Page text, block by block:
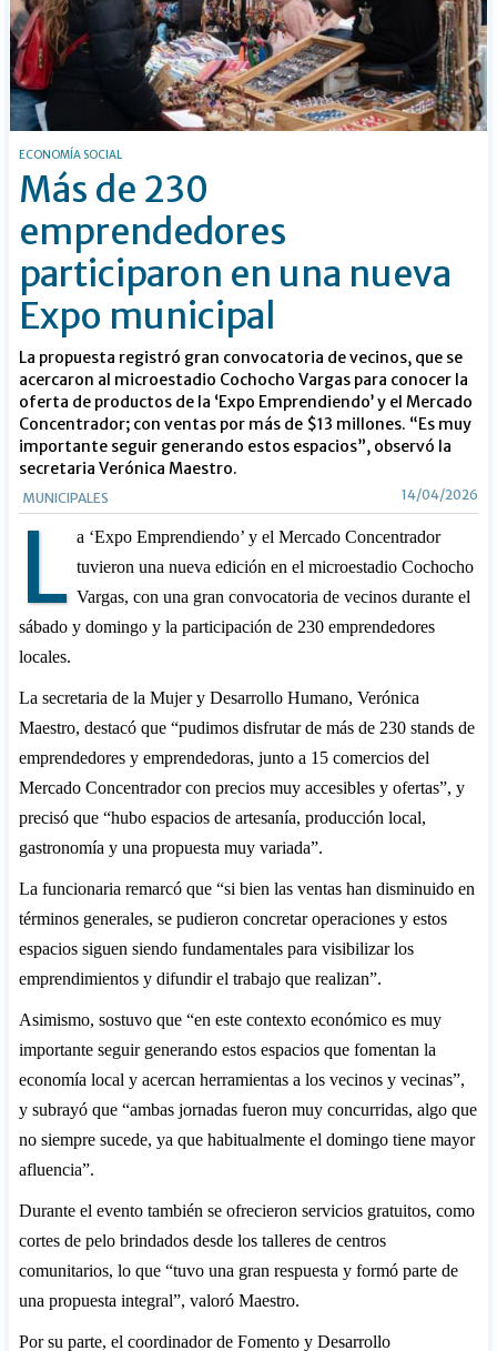
ECONOMÍA SOCIAL
Más de 230
emprendedores
participaron en una nueva
Expo municipal
La propuesta registró gran convocatoria de vecinos, que se
acercaron al microestadio Cochocho Vargas para conocer la
oferta de productos de la ‘Expo Emprendiendo’ y el Mercado
Concentrador; con ventas por más de $13 millones. “Es muy
importante seguir generando estos espacios”, observó la
secretaria Verónica Maestro.
MUNICIPALES 14/04/2026
L a ‘Expo Emprendiendo’ y el Mercado Concentrador
tuvieron una nueva edición en el microestadio Cochocho
Vargas, con una gran convocatoria de vecinos durante el
sábado y domingo y la participación de 230 emprendedores
locales.
La secretaria de la Mujer y Desarrollo Humano, Verónica
Maestro, destacó que “pudimos disfrutar de más de 230 stands de
emprendedores y emprendedoras, junto a 15 comercios del
Mercado Concentrador con precios muy accesibles y ofertas”, y
precisó que “hubo espacios de artesanía, producción local,
gastronomía y una propuesta muy variada”.
La funcionaria remarcó que “si bien las ventas han disminuido en
términos generales, se pudieron concretar operaciones y estos
espacios siguen siendo fundamentales para visibilizar los
emprendimientos y difundir el trabajo que realizan”.
Asimismo, sostuvo que “en este contexto económico es muy
importante seguir generando estos espacios que fomentan la
economía local y acercan herramientas a los vecinos y vecinas”,
y subrayó que “ambas jornadas fueron muy concurridas, algo que
no siempre sucede, ya que habitualmente el domingo tiene mayor
afluencia”.
Durante el evento también se ofrecieron servicios gratuitos, como
cortes de pelo brindados desde los talleres de centros
comunitarios, lo que “tuvo una gran respuesta y formó parte de
una propuesta integral”, valoró Maestro.
Por su parte, el coordinador de Fomento y Desarrollo